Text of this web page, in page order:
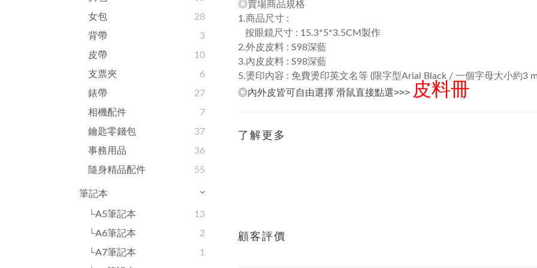
女包
28
背帶
3
皮帶
10
支票夾
6
錶帶
27
相機配件
7
鑰匙零錢包
37
事務用品
36
隨身精品配件
55
筆記本
└A5筆記本
13
└A6筆記本
2
└A7筆記本
1
◎賣場商品規格
1.商品尺寸 :
按眼鏡尺寸 : 15.3*5*3.5CM製作
2.外皮皮料 : S98深藍
3.內皮皮料 : S98深藍
5.燙印內容 : 免費燙印英文名等 (限字型Arial Black / 一個字母大小約3
◎內外皮皆可自由選擇 滑鼠直接點選>>> 皮料冊
了解更多
顧客評價